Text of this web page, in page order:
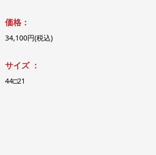
価格：
34,100円(税込)
サイズ ：
44□21